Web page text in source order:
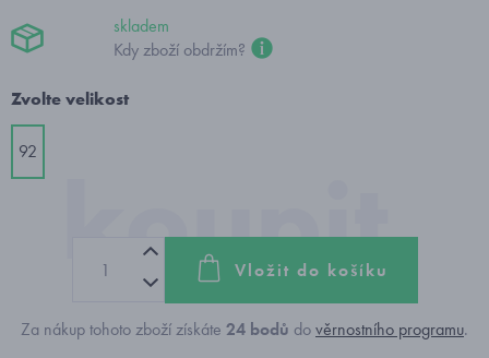
skladem
Kdy zboží obdržím?
Zvolte velikost
92
Vložit do košíku
Za nákup tohoto zboží získáte 24 bodů dověrnostního programu.